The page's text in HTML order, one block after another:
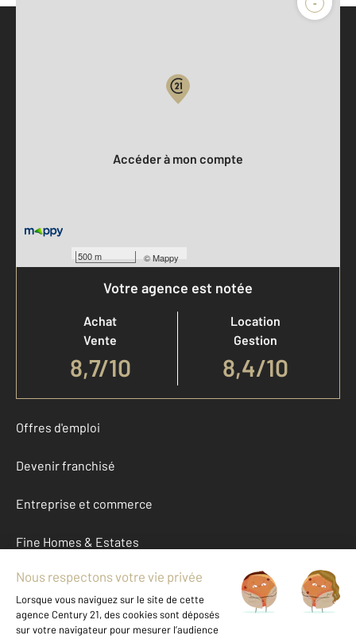
500 m ©Mappy
Accéder à mon compte
Votre agence est notée
Achat
Vente
8,7/10
Location
Gestion
8,4/10
Offres d'emploi
Devenir franchisé
Entreprise et commerce
Fine Homes & Estates
À propos
International